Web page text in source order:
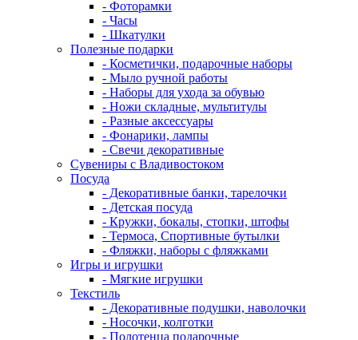
- Фоторамки
- Часы
- Шкатулки
Полезные подарки
- Косметички, подарочные наборы
- Мыло ручной работы
- Наборы для ухода за обувью
- Ножи складные, мультитулы
- Разные аксессуары
- Фонарики, лампы
- Свечи декоративные
Сувениры с Владивостоком
Посуда
- Декоративные банки, тарелочки
- Детская посуда
- Кружки, бокалы, стопки, штофы
- Термоса, Спортивные бутылки
- Фляжки, наборы с фляжками
Игры и игрушки
- Мягкие игрушки
Текстиль
- Декоративные подушки, наволочки
- Носочки, колготки
- Полотенца подарочные